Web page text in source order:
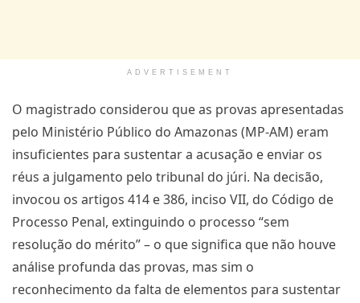
ADVERTISEMENT
O magistrado considerou que as provas apresentadas
pelo Ministério Público do Amazonas (MP-AM) eram
insuficientes para sustentar a acusação e enviar os
réus a julgamento pelo tribunal do júri. Na decisão,
invocou os artigos 414 e 386, inciso VII, do Código de
Processo Penal, extinguindo o processo “sem
resolução do mérito” – o que significa que não houve
análise profunda das provas, mas sim o
reconhecimento da falta de elementos para sustentar